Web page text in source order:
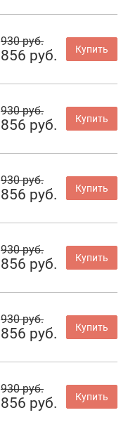
930 руб.
856 руб. Купить
930 руб.
856 руб. Купить
930 руб.
856 руб. Купить
930 руб.
856 руб. Купить
930 руб.
856 руб. Купить
930 руб.
856 руб. Купить